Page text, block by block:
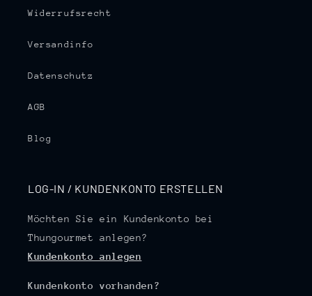
Widerrufsrecht
Versandinfo
Datenschutz
AGB
Blog
LOG-IN / KUNDENKONTO ERSTELLEN
Möchten Sie ein Kundenkonto bei
Thungourmet anlegen?
Kundenkonto anlegen
Kundenkonto vorhanden?